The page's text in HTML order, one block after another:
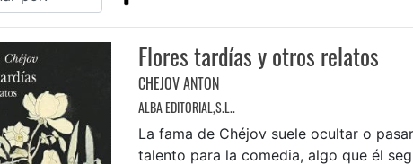
Flores tardías y otros relatos
CHEJOV ANTON
ALBA EDITORIAL,S.L..
La fama de Chéjov suele ocultar o
talento para la comedia, algo que él